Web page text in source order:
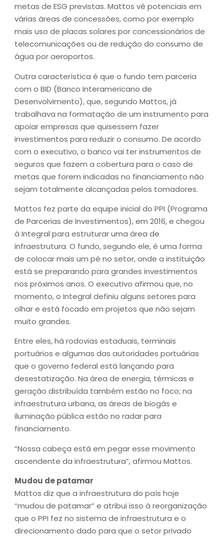
metas de ESG previstas. Mattos vê potenciais em
várias áreas de concessões, como por exemplo
mais uso de placas solares por concessionários de
telecomunicações ou de redução do consumo de
água por aeroportos.
Outra característica é que o fundo tem parceria
com o BID (Banco Interamericano de
Desenvolvimento), que, segundo Mattos, já
trabalhava na formatação de um instrumento para
apoiar empresas que quisessem fazer
investimentos para reduzir o consumo. De acordo
com o executivo, o banco vai ter instrumentos de
seguros que fazem a cobertura para o caso de
metas que forem indicadas no financiamento não
sejam totalmente alcançadas pelos tomadores.
Mattos fez parte da equipe inicial do PPI (Programa
de Parcerias de Investimentos), em 2016, e chegou
à Integral para estruturar uma área de
infraestrutura. O fundo, segundo ele, é uma forma
de colocar mais um pé no setor, onde a instituição
está se preparando para grandes investimentos
nos próximos anos. O executivo afirmou que, no
momento, o Integral definiu alguns setores para
olhar e está focado em projetos que não sejam
muito grandes.
Entre eles, há rodovias estaduais, terminais
portuários e algumas das autoridades portuárias
que o governo federal está lançando para
desestatização. Na área de energia, térmicas e
geração distribuída também estão no foco; na
infraestrutura urbana, as áreas de biogás e
iluminação pública estão no radar para
financiamento.
“Nossa cabeça está em pegar esse movimento
ascendente da infraestrutura”, afirmou Mattos.
Mudou de patamar
Mattos diz que a infraestrutura do país hoje
“mudou de patamar” e atribui isso à reorganização
que o PPI fez no sistema de infraestrutura e o
direcionamento dado para que o setor privado